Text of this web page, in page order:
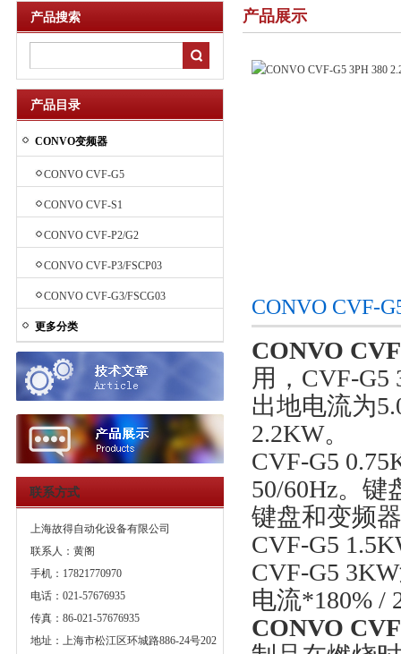
产品搜索
产品目录
CONVO变频器
CONVO CVF-G5
CONVO CVF-S1
CONVO CVF-P2/G2
CONVO CVF-P3/FSCP03
CONVO CVF-G3/FSCG03
更多分类
联系方式
上海故得自动化设备有限公司
联系人：黄阁
手机：17821770970
电话：021-57676935
传真：86-021-57676935
地址：上海市松江区环城路886-24号202
产品展示
CONVO CVF-
CONVO
用，CVF-G5
出地电流为
2.2KW。
CVF-G5
50/60Hz。
键盘和变频
CVF-G5
CVF-G5
电流*180% /
CONVO